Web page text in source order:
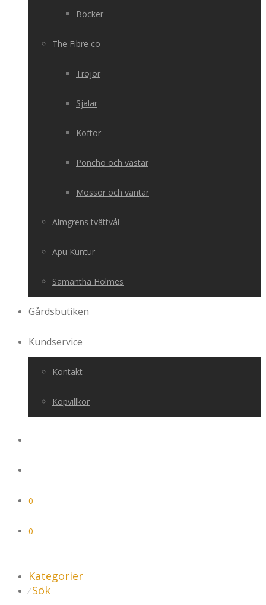
Böcker
The Fibre co
Tröjor
Sjalar
Koftor
Poncho och västar
Mössor och vantar
Almgrens tvättvål
Apu Kuntur
Samantha Holmes
Gårdsbutiken
Kundservice
Kontakt
Köpvillkor
0
0
Kategorier
⁄ Sök